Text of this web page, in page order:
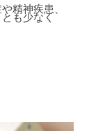
精神疾患、
も少なく